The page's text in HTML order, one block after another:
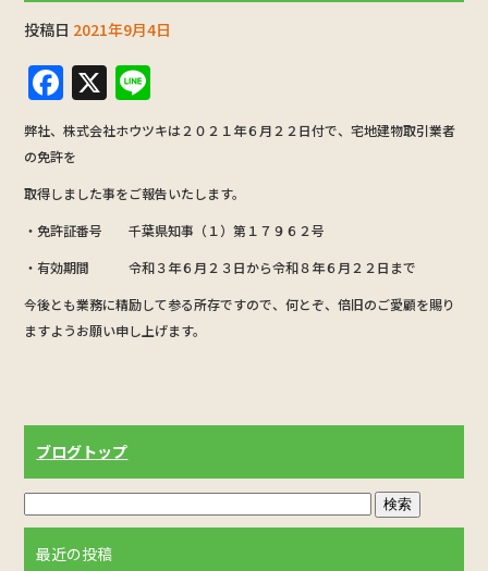
投稿日 2021年9月4日
F
a
c
e
b
o
o
k
X
n
e
弊社、株式会社ホウツキは２０２１年６月２２日付で、宅地建物取引業者
の免許を
取得しました事をご報告いたします。
・免許証番号 千葉県知事（１）第１７９６２号
・有効期間 令和３年６月２３日から令和８年６月２２日まで
今後とも業務に精励して参る所存ですので、何とぞ、倍旧のご愛顧を賜り
ますようお願い申し上げます。
ブログトップ
最近の投稿